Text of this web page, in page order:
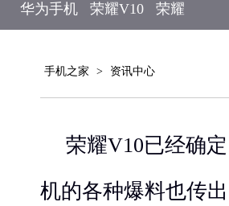
华为手机 荣耀V10 荣耀
手机之家 > 资讯中心
荣耀V10已经确
机的各种爆料也传